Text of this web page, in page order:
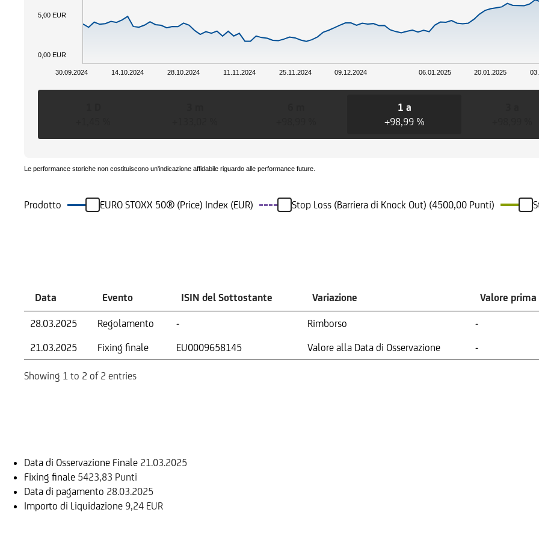
14.10.2024 28.10.2024 11.11.2024 25.11.2024 09.12.2024 06.01.2025 20.01.2025
30.09.2024
0,00 EUR
5,00 EUR
1 a
+98,99 %
Le performance storiche non costituiscono un'indicazione affidabile riguardo alle performance future.
Prodotto EURO STOXX 50® (Price) Index (EUR) Stop Loss (Barriera di Knock Out) (4500,00 Punti)
Data Evento ISIN del Sottostante Variazione Valore
28.03.2025 Regolamento - Rimborso -
21.03.2025
Fixing finale EU0009658145 Valore alla Data di Osservazione -
Showing 1 to 2 of 2 entries
Data di Osservazione Finale 21.03.2025
Fixing finale 5423,83 Punti
Data di pagamento 28.03.2025
Importo di Liquidazione 9,24 EUR